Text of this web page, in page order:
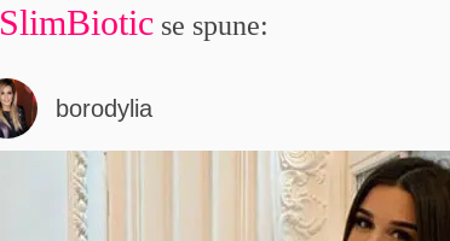
SlimBiotic se spune:
borodylia